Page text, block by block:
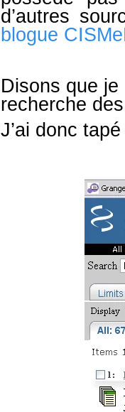
d’autres
blogue
Disons que je
recherche
J’ai donc